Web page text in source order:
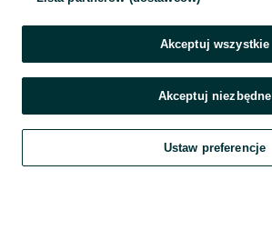
Szukaj Obserwujesz Dodaj
Akceptuj wszystkie
Akceptuj niezbędne
Ustaw preferencje